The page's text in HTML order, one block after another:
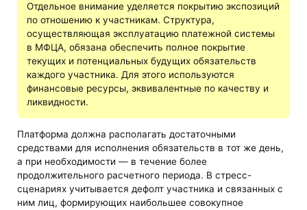
Отдельное внимание уделяется покрытию экспозиций
по отношению к участникам. Структура,
осуществляющая эксплуатацию платежной системы
в МФЦА, обязана обеспечить полное покрытие
текущих и потенциальных будущих обязательств
каждого участника. Для этого используются
финансовые ресурсы, эквивалентные по качеству и
ликвидности.
Платформа должна располагать достаточными
средствами для исполнения обязательств в тот же день,
а при необходимости — в течение более
продолжительного расчетного периода. В стресс-
сценариях учитывается дефолт участника и связанных с
ним лиц, формирующих наибольшее совокупное